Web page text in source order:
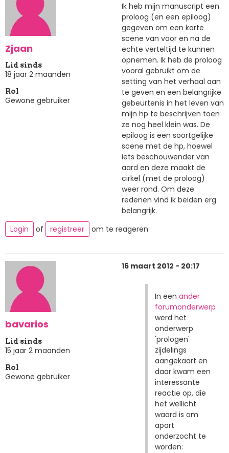
Zjaan
Lid sinds
18 jaar 2 maanden
Rol
Gewone gebruiker
Ik heb mijn manuscript een
proloog (en een epiloog)
gegeven om een korte
scene van voor en na de
echte verteltijd te kunnen
opnemen. Ik heb de proloog
vooral gebruikt om de
setting van het verhaal aan
te geven en een belangrijke
gebeurtenis in het leven van
mijn hp te beschrijven toen
ze nog heel klein was. De
epiloog is een soortgelijke
scene met de hp, hoewel
iets beschouwender van
aard en deze maakt de
cirkel (met de proloog)
weer rond. Om deze
redenen vind ik beiden erg
belangrijk.
Login
of registreer om te reageren
bavarios
Lid sinds
15 jaar 2 maanden
Rol
Gewone gebruiker
16 maart 2012 - 20:17
In een ander
forumonderwerp
werd het
onderwerp
'prologen'
zijdelings
aangekaart en
daar kwam een
interessante
reactie op, die
het wellicht
waard is om
apart
onderzocht te
worden: